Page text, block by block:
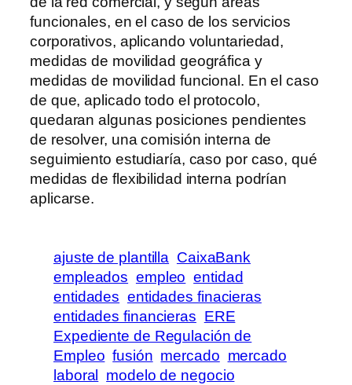
funcionales, en el caso de los servicios
corporativos, aplicando voluntariedad,
medidas de movilidad geográfica y
medidas de movilidad funcional. En el caso
de que, aplicado todo el protocolo,
quedaran algunas posiciones pendientes
de resolver, una comisión interna de
seguimiento estudiaría, caso por caso, qué
medidas de flexibilidad interna podrían
aplicarse.
ajuste de plantilla CaixaBank
empleados empleo entidad
entidades entidades finacieras
entidades financieras ERE
Expediente de Regulación de
Empleo fusión mercado mercado
laboral
modelo de negocio